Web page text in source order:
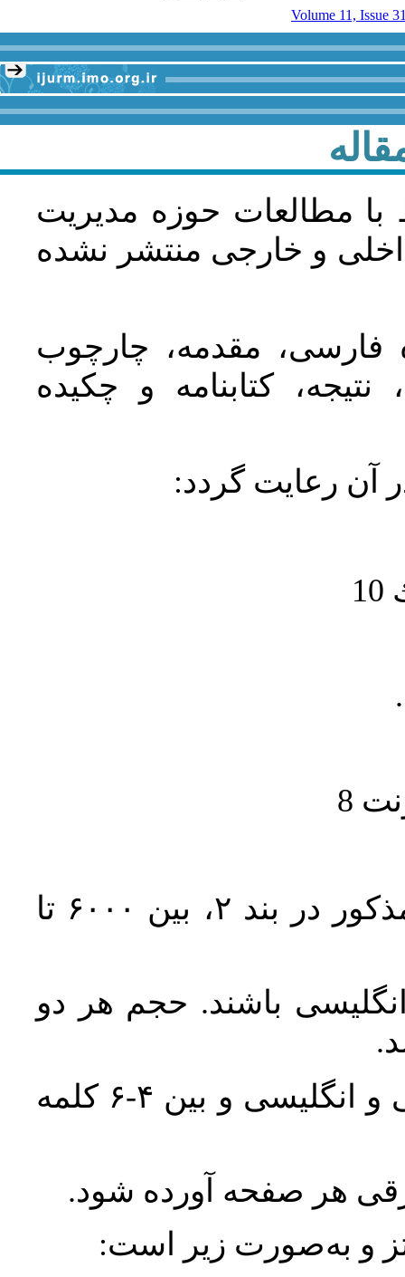
Volume 11, Issue
با مطالعات حوزه مديريت
و خارجی منتشر نشده
فارسی، مقدمه، چارچوب
کتابنامه و چکیده
آن رعايت گردد:
حجم کل مقاله با احتساب تمام بخش‌های مذکور در بند ۲، بین ۶۰۰۰ تا
باشند. حجم هر دو
واژگان کلیدی بلافاصله پس از چکیده فارسی و انگلیسی و بین ۴-۶ کلمه
هر صفحه آورده شود.
و به‌صورت زیر است: